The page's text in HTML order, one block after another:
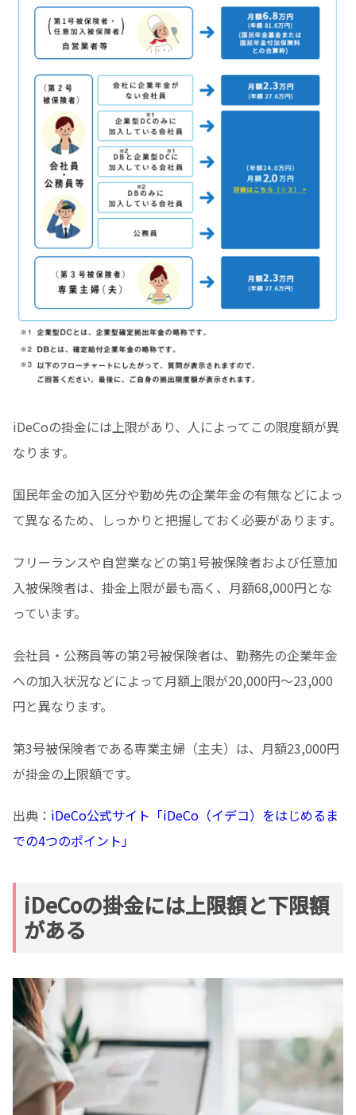
iDeCoの掛金には上限があり、人によってこの限度額が異
なります。
国民年金の加入区分や勤め先の企業年金の有無などによっ
て異なるため、しっかりと把握しておく必要があります。
フリーランスや自営業などの第1号被保険者および任意加
入被保険者は、掛金上限が最も高く、月額68,000円とな
っています。
会社員・公務員等の第2号被保険者は、勤務先の企業年金
への加入状況などによって月額上限が20,000円〜23,000
円と異なります。
第3号被保険者である専業主婦（主夫）は、月額23,000円
が掛金の上限額です。
出典： iDeCo公式サイト「iDeCo（イデコ）をはじめるま
での4つのポイント」
iDeCoの掛金には上限額と下限額
がある